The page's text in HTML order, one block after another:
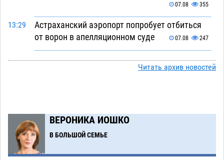
07.08 355
13:29
Астраханский аэропорт попробует отбиться
от ворон в апелляционном суде
07.08 247
12:53
Астраханские археологи откопали древнюю
07.08 453
картами
11:20
Астраханцев ждут на парковом газоне с
призами и эрмитажными котами
Читать архив новостей
ВЕРОНИКА ИОШКО
В БОЛЬШОЙ СЕМЬЕ